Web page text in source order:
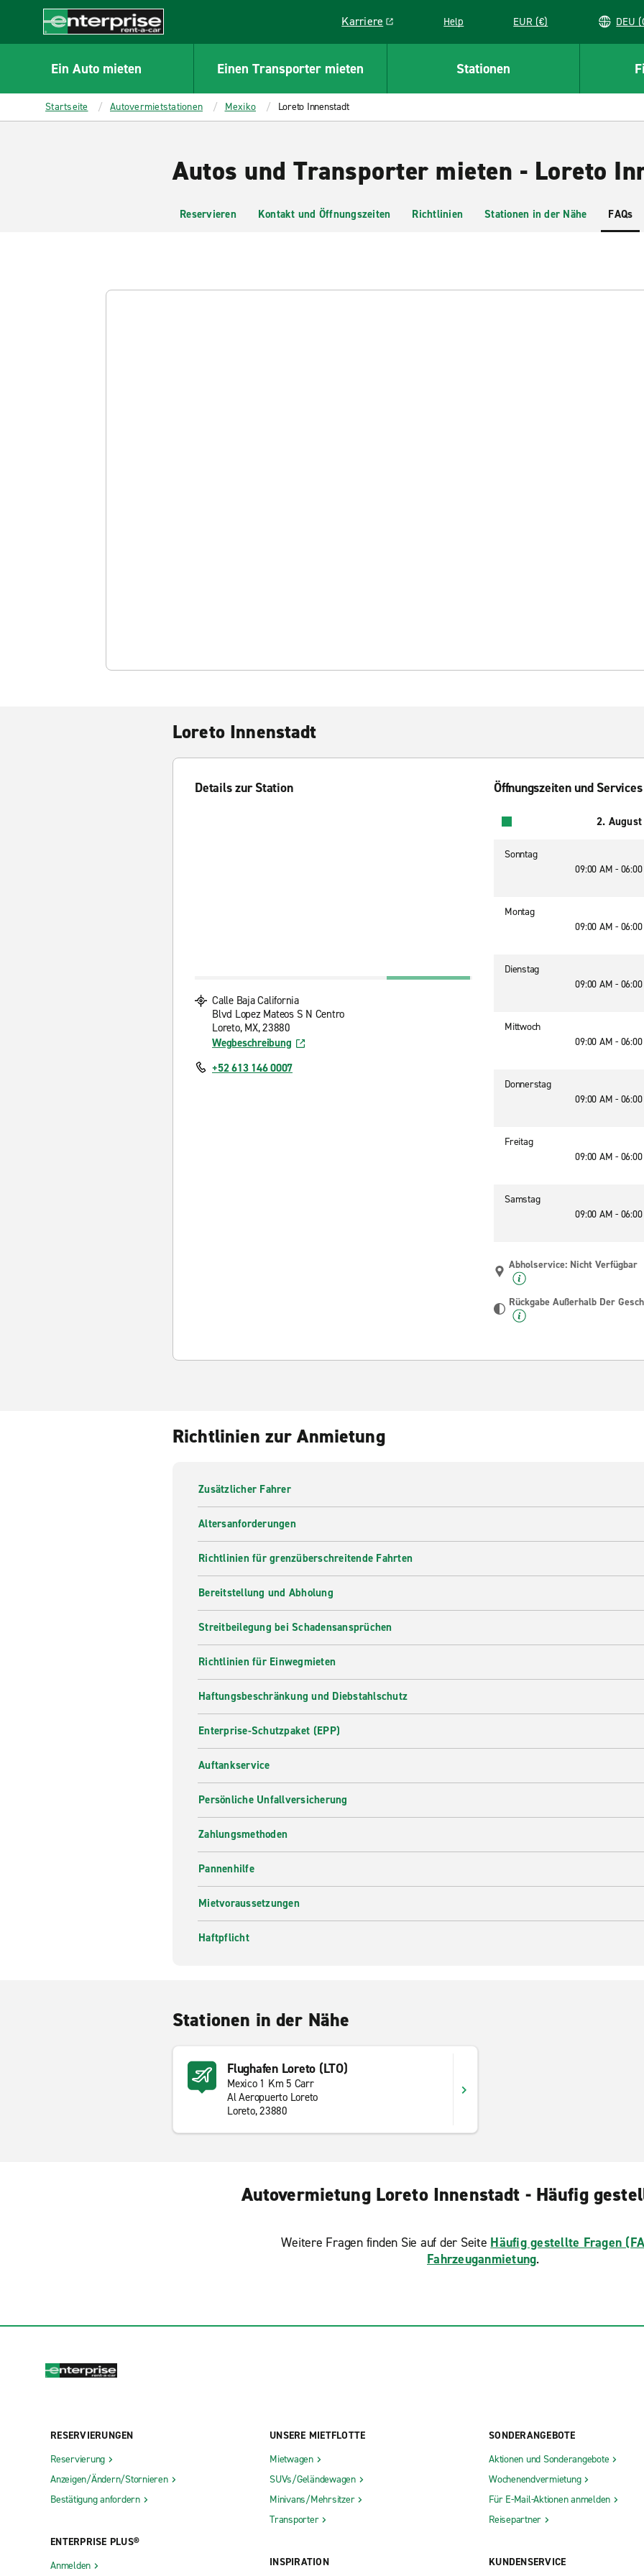
CONTENT
Enterprise
Karriere
Link opens in a new window
Help EUR (€)
Ein Auto mieten Einen Transporter mieten Stationen
Startseite Autovermietstationen Mexiko Loreto Innenstadt
Autos und Transporter mieten - Loreto
Reservieren Kontakt und Öffnungszeiten Richtlinien Stationen in der Nähe FAQs
Loreto Innenstadt
Details zur Station
Calle Baja California
Blvd Lopez Mateos S N Centro
Loreto, MX, 23880
Wegbeschreibung
+52 613 146 0007
Öffnungszeiten und Services
2.
Sonntag
09:00 AM -
Montag
09:00 AM -
Dienstag
09:00 AM -
Mittwoch
09:00 AM -
Donnerstag
09:00 AM -
Freitag
09:00 AM -
Samstag
09:00 AM -
Abholservice: Nicht Verfügbar
Rückgabe Außerhalb Der
Richtlinien zur Anmietung
Zusätzlicher Fahrer
Altersanforderungen
Richtlinien für grenzüberschreitende Fahrten
Bereitstellung und Abholung
Streitbeilegung bei Schadensansprüchen
Richtlinien für Einwegmieten
Haftungsbeschränkung und Diebstahlschutz
Enterprise-Schutzpaket (EPP)
Auftankservice
Persönliche Unfallversicherung
Zahlungsmethoden
Pannenhilfe
Mietvoraussetzungen
Haftpflicht
Stationen in der Nähe
Flughafen Loreto (LTO)
Mexico 1 Km 5 Carr
Al Aeropuerto Loreto
Loreto, 23880
Autovermietung Loreto Innenstadt - Häufig
Weitere Fragen finden Sie auf der Seite Häufig gestellte Fragen
Fahrzeuganmietung.
RESERVIERUNGEN
Reservierung
Anzeigen/Ändern/Stornieren
Bestätigung anfordern
ENTERPRISE PLUS®
Anmelden
UNSERE MIETFLOTTE
Mietwagen
SUVs/Geländewagen
Minivans/Mehrsitzer
Transporter
INSPIRATION
SONDERANGEBOTE
Aktionen und Sonderangebote
Wochenendvermietung
Für E-Mail-Aktionen anmelden
Reisepartner
KUNDENSERVICE